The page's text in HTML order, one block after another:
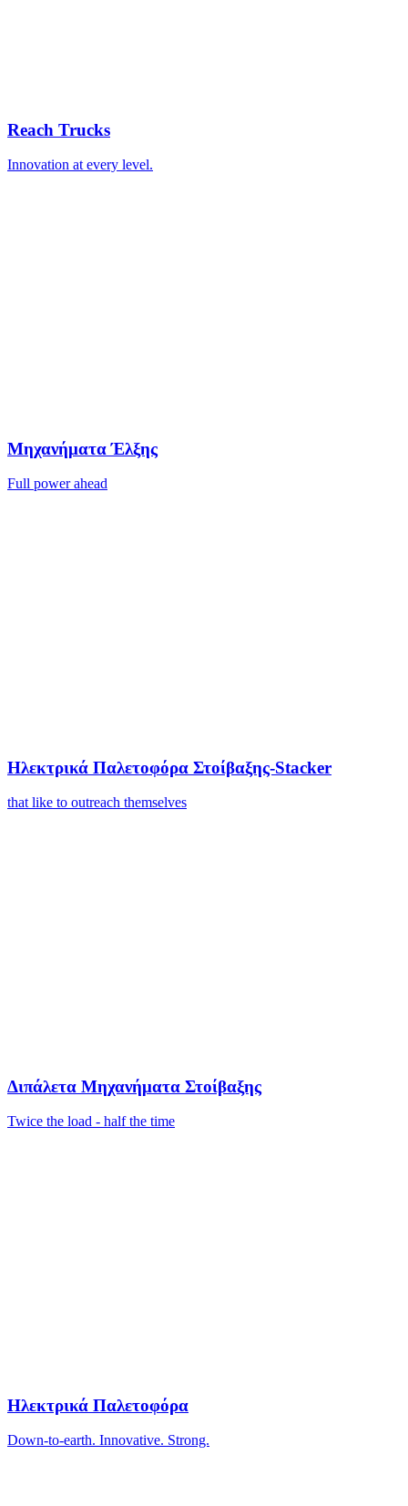
Reach Trucks
Innovation at every level.
Μηχανήματα Έλξης
Full power ahead
Ηλεκτρικά Παλετοφόρα Στοίβαξης-Stacker
that like to outreach themselves
Διπάλετα Μηχανήματα Στοίβαξης
Twice the load - half the time
Ηλεκτρικά Παλετοφόρα
Down-to-earth. Innovative. Strong.